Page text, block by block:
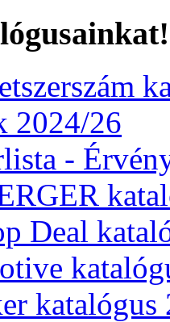
2024/26
-
Deal
katalógus